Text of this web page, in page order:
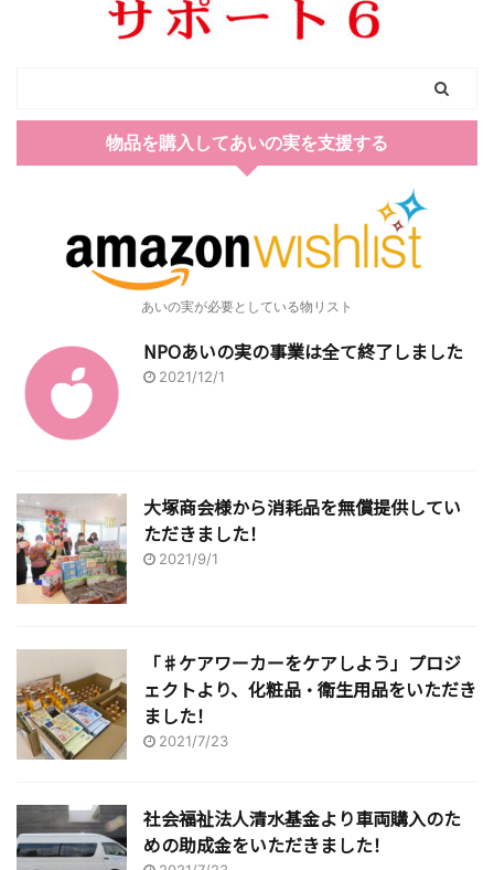
物品を購入してあいの実を支援する
あいの実が必要としている物リスト
NPOあいの実の事業は全て終了しました
2021/12/1
大塚商会様から消耗品を無償提供してい
ただきました！
2021/9/1
「♯ケアワーカーをケアしよう」プロジ
ェクトより、化粧品・衛生用品をいただき
ました！
2021/7/23
社会福祉法人清水基金より車両購入のた
めの助成金をいただきました！